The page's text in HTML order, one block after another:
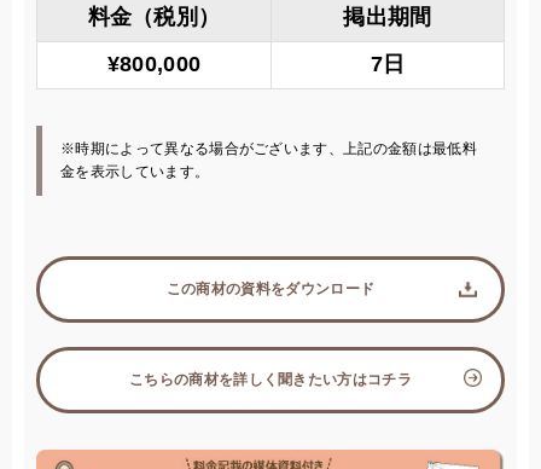
料金（税別）
掲出期間
¥800,000
7日
※時期によって異なる場合がございます、上記の金額は最低料
金を表示しています。
この商材の資料をダウンロード
こちらの商材を詳しく聞きたい方はコチラ